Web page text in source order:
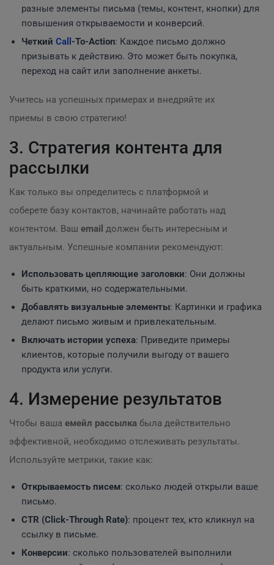
разные элементы письма (темы, контент, кнопки) для
повышения открываемости и конверсий.
Четкий Call -To-Action: Каждое письмо должно
призывать к действию. Это может быть покупка,
переход на сайт или заполнение анкеты.
Учитесь на успешных примерах и внедряйте их
приемы в свою стратегию!
3. Стратегия контента для
рассылки
Как только вы определитесь с платформой и
соберете базу контактов, начинайте работать над
контентом. Ваш email должен быть интересным и
актуальным. Успешные компании рекомендуют:
Использовать цепляющие заголовки: Они должны
быть краткими, но содержательными.
Добавлять визуальные элементы: Картинки и графика
делают письмо живым и привлекательным.
Включать истории успеха: Приведите примеры
клиентов, которые получили выгоду от вашего
продукта или услуги.
4. Измерение результатов
Чтобы ваша емейл рассылка была действительно
эффективной, необходимо отслеживать результаты.
Используйте метрики, такие как:
Открываемость писем: сколько людей открыли ваше
письмо.
CTR (Click-Through Rate): процент тех, кто кликнул на
ссылку в письме.
Конверсии: сколько пользователей выполнили